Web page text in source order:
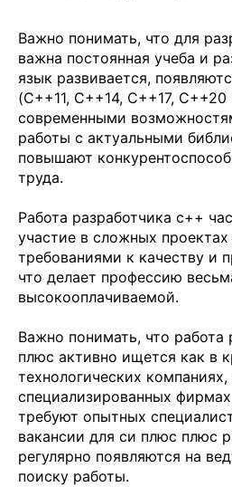
Важно понимать, что для
важна постоянная учеба и
язык развивается,
(C++11, C++14, C++17,
современными
работы с актуальными
повышают
труда.
Работа разработчика с++
участие в сложных
требованиями к качеству и
что делает профессию
высокооплачиваемой.
Важно понимать, что работа
плюс активно ищется как в
технологических
специализированных
требуют опытных
вакансии для си плюс плюс
регулярно появляются на
поиску работы.